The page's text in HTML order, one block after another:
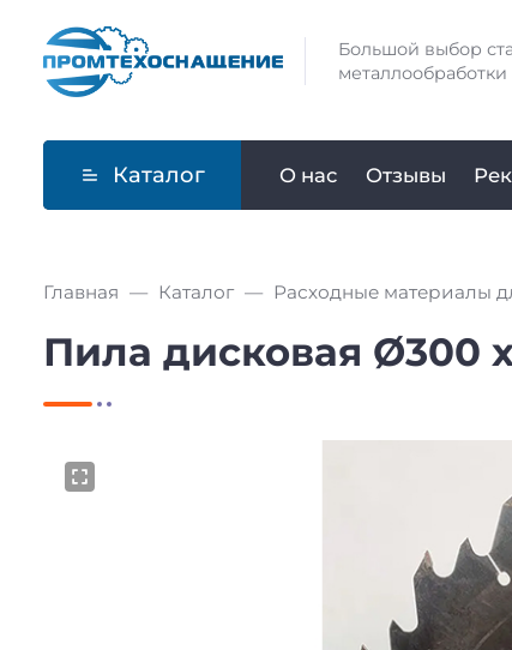
Большой выбор
металлообработки
Каталог О нас Отзывы
Главная Каталог Расходные материалы
Пила дисковая Ø300 х